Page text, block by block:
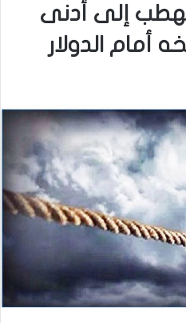
يهطب إلى أدنى
الدولار